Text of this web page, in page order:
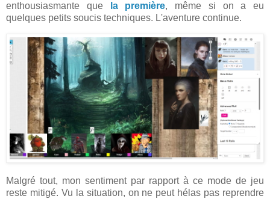
enthousiasmante que
la première, même si on a eu
quelques petits soucis techniques. L'aventure continue.
Malgré tout, mon sentiment par rapport à ce mode de jeu
reste mitigé. Vu la situation, on ne peut hélas pas reprendre